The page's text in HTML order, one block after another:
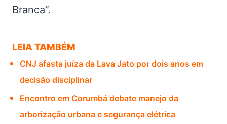
Branca”.
LEIA TAMBÉM
CNJ afasta juíza da Lava Jato por dois anos em
decisão disciplinar
Encontro em Corumbá debate manejo da
arborização urbana e segurança elétrica